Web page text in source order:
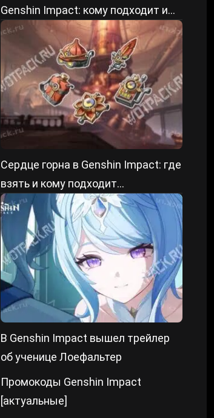
Genshin Impact: кому подходит и
как прокачать
Сердце горна в Genshin Impact: где
взять и кому подходит
саппортский сет
В Genshin Impact вышел трейлер
об ученице Лоефальтер
Промокоды Genshin Impact
[актуальные]